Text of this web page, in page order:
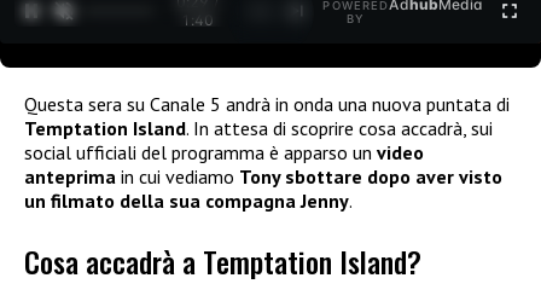
1:40
POWERED
BY
AdhubMedia
Questa sera su Canale 5 andrà in onda una nuova puntata di
Temptation Island. In attesa di scoprire cosa accadrà, sui
social ufficiali del programma è apparso un video
anteprima in cui vediamo Tony sbottare dopo aver visto
un filmato della sua compagna Jenny.
Cosa accadrà a Temptation Island?